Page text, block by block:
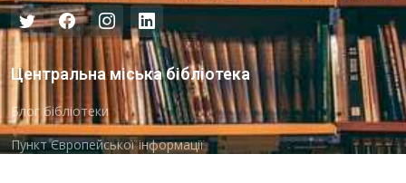
Центральна міська бібліотека
Блог бібліотеки
Пункт Європейської інформації